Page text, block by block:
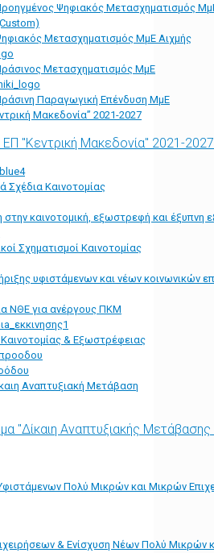
Ψηφιακός Μετασχηματισμός
Μετασχηματισμός ΜμΕ Αιχμής
Μετασχηματισμός ΜμΕ
Παραγωγική Επένδυση ΜμΕ
Μακεδονία” 2021-2027
"Κεντρική Μακεδονία" 2021-2027
Σχέδια Καινοτομίας
καινοτομική, εξωστρεφή και έξυπνη
Σχηματισμοί Καινοτομίας
υφιστάμενων και νέων κοινωνικών
ΝΘΕ για ανέργους ΠΚΜ
& Εξωστρέφειας
Αναπτυξιακή Μετάβαση
"Δίκαιη Αναπτυξιακής
Πολύ Μικρών και Μικρών
& Ενίσχυση Νέων Πολύ Μικρών